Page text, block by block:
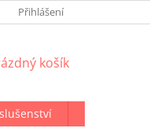
NAPIŠTE NÁM
Přihlášení
košík